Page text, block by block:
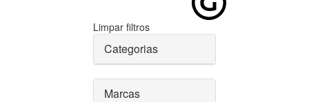
Limpar filtros
Categorias
Marcas